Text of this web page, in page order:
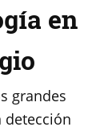
en
grandes